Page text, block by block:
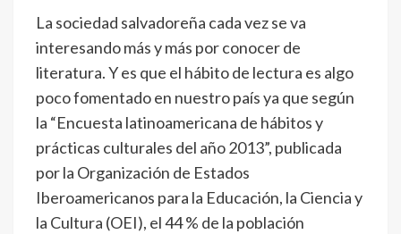
La sociedad salvadoreña cada vez se va
interesando más y más por conocer de
literatura. Y es que el hábito de lectura es algo
poco fomentado en nuestro país ya que según
la “Encuesta latinoamericana de hábitos y
prácticas culturales del año 2013”, publicada
por la Organización de Estados
Iberoamericanos para la Educación, la Ciencia y
la Cultura (OEI), el 44 % de la población